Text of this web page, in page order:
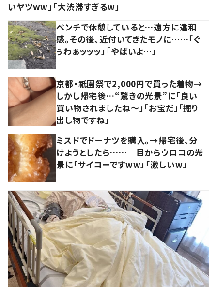
いヤツww」「大渋滞すぎるw」
ベンチで休憩していると…遠方に違和
感。その後、近付いてきたモノに……「ぐ
ぅわぁッッッ」「やばいよ…」
京都・祇園祭で2,000円で買った着物→
しかし帰宅後…“驚きの光景”に「良い
買い物されましたね～」「お宝だ」「掘り
出し物ですね」
ミスドでドーナツを購入。→帰宅後、分
けようとしたら…… 目からウロコの光
景に「サイコーですww」「激しいw」